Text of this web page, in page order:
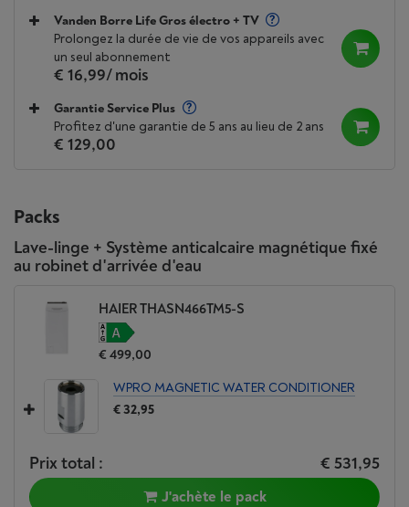
Vanden Borre Life Gros électro + TV
Prolongez la durée de vie de vos appareils avec
un seul abonnement
€ 16,99/ mois
Garantie Service Plus
Profitez d'une garantie de 5 ans au lieu de 2 ans
€ 129,00
Packs
Lave-linge + Système anticalcaire magnétique fixé
au robinet d'arrivée d'eau
HAIER THASN466TM5-S
€ 499,00
WPRO MAGNETIC WATER CONDITIONER
€ 32,95
Prix total : € 531,95
J'achète le pack